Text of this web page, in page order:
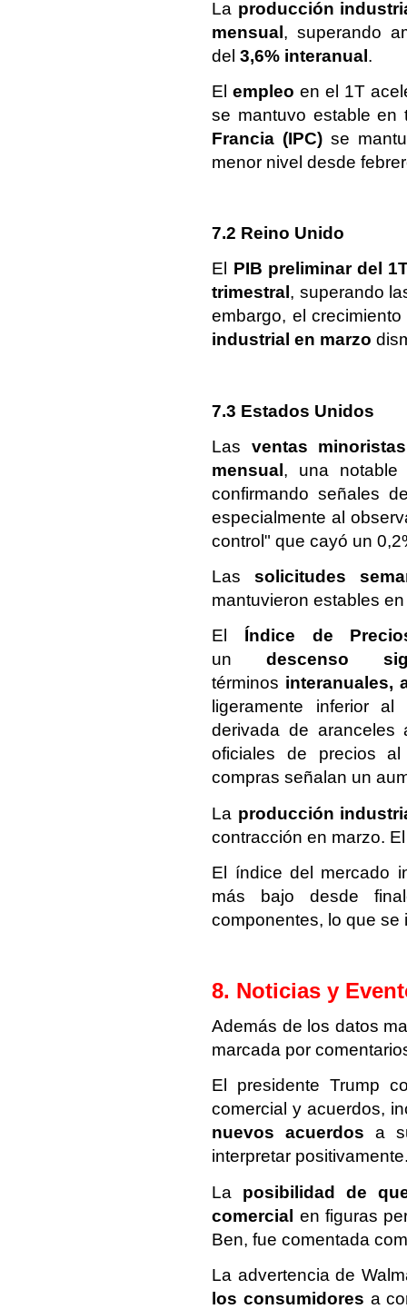
La producción
mensual, superando
del3,6% interanual.
Elempleo en el 1T
se mantuvo estable en
Francia (IPC) se
menor nivel desde
7.2 Reino Unido
El PIB preliminar del
trimestral , superando
embargo, el crecimiento
industrial en marzo
7.3 Estados Unidos
Las ventas
mensual , una
confirmando señales
especialmente al
control" que cayó un
Lassolicitudes
mantuvieron estables
El Índice de
undescenso
términos interanuales,
ligeramente inferior
derivada de aranceles
oficiales de precios
compras señalan un
La producción
contracción en marzo.
El índice del mercado
más bajo desde
componentes, lo que se
8. Noticias y
Además de los datos
marcada por
El presidente Trump
comercial y acuerdos,
nuevos acuerdos a
interpretar
La posibilidad de
comercial en figuras
Ben, fue comentada
La advertencia de
los consumidores a